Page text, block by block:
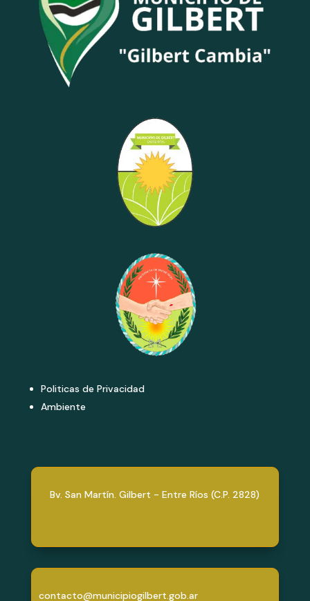
Politicas de Privacidad
Ambiente
Bv. San Martín. Gilbert - Entre Ríos (C.P. 2828)
contacto@municipiogilbert.gob.ar